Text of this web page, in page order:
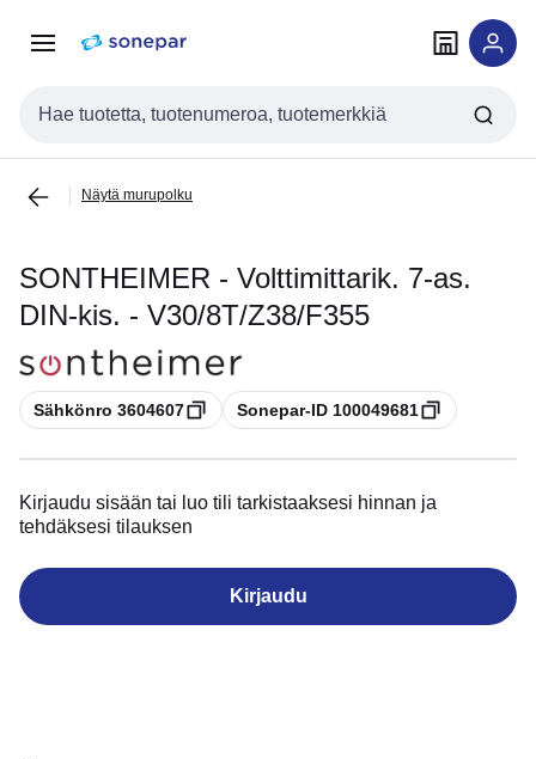
navigointiinsisältöön
Haku
Näytä murupolku
SONTHEIMER - Volttimittarik. 7-as.
DIN-kis. - V30/8T/Z38/F355
Kopioi
Sähkönro 3604607 Kopioi
Sonepar-ID 100049681
Kirjaudu sisään tai luo tili tarkistaaksesi hinnan ja
tehdäksesi tilauksen
Kirjaudu